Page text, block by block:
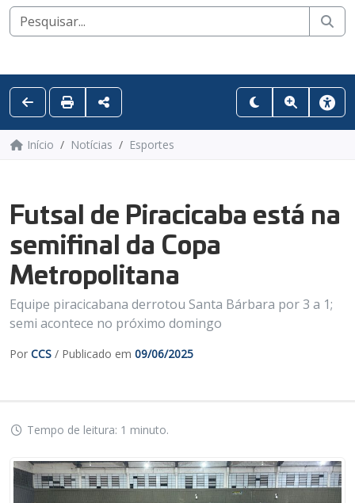
Início Notícias Esportes
Futsal de Piracicaba está na
semifinal da Copa
Metropolitana
Equipe piracicabana derrotou Santa Bárbara por 3 a 1;
semi acontece no próximo domingo
Por CCS / Publicado em 09/06/2025
Tempo de leitura: 1 minuto.